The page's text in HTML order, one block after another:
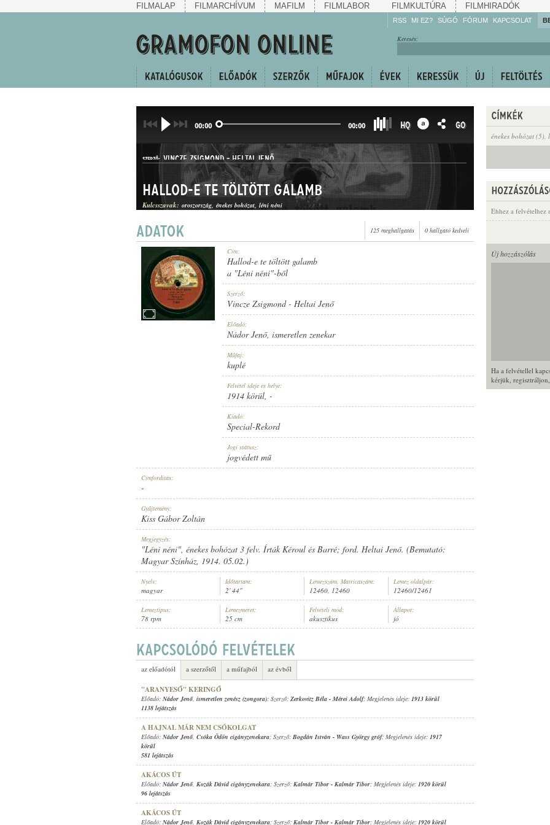
FILMALAP FILMARCHÍVUM MAFILM FILMLABOR FILMKULTÚRA FILMHIRADÓK
RSS MI EZ? SÚGÓ
Gyarapítsa!
FÓRUM KAPCSOLAT
Keresés:
énekes bohózat (5),
Ehhez a felvételhez
Új hozzászólás
Ha a felvétellel
kérjük, regisztráljon
00:00 00:00 HQ GO
ELŐADÓ: ISMERETLEN ZENEKAR
SZERZŐ: VINCZE ZSIGMOND-HELTAI JENŐ
KUPLÉ
1914 KÖRÜL
12460
Hallod-e te töltött galamb
Kulcsszavak: oroszország énekes bohózat léni néni
125 meghallgatás 0 hallgató kedveli
Cím:
Hallod-e te töltött galamb
a "Léni néni"-ből
Szerző:
Vincze Zsigmond- Heltai Jenő
Előadó:
Nádor Jenő, ismeretlen zenekar
Műfaj:
kuplé
Felvétel ideje és helye:
1914 körül, -
Kiadó:
Special-Rekord
Jogi státusz:
jogvédett mű
Címfordítás:
-
Gyűjtemény:
Kiss Gábor Zoltán
Megjegyzés:
"Léni néni", énekes bohózat 3 felv. Írták Kéroul és Barré; ford. Heltai Jenő. (Bemutató:
Magyar Színház, 1914. 05.02.)
Nyelv:
magyar
Időtartam:
2' 44"
Lemezszám, Matricaszám:
12460, 12460
Lemez oldalpár:
12460/12461
Lemeztípus:
78 rpm
Lemezméret:
25 cm
Felvételi mód:
akusztikus
Állapot:
jó
az előadótól a szerzőtől a műfajból az évből
"ARANYESŐ" KERINGŐ
Előadó: Nádor Jenő, ismeretlen zenész (zongora); Szerző: Zerkovitz Béla - Mérei Adolf; Megjelenés ideje: 1913 körül
1138 lejátszás
A HAJNAL MÁR NEM CSÓKOLGAT
Előadó: Nádor Jenő, Csóka Ödön cigányzenekara; Szerző: Bogdán István - Wass György gróf; Megjelenés ideje: 1917
körül
581 lejátszás
AKÁCOS ÚT
Előadó: Nádor Jenő, Kozák Dávid cigányzenekara; Szerző: Kalmár Tibor - Kalmár Tibor; Megjelenés ideje: 1920 körül
96 lejátszás
AKÁCOS ÚT
Előadó: Nádor Jenő, Kozák Dávid cigányzenekara; Szerző: Kalmár Tibor - Kalmár Tibor; Megjelenés ideje: 1920 körül